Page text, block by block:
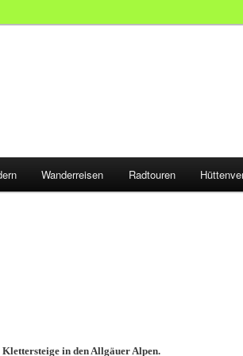
Wanderreisen Radtouren
in den Allgäuer Alpen.